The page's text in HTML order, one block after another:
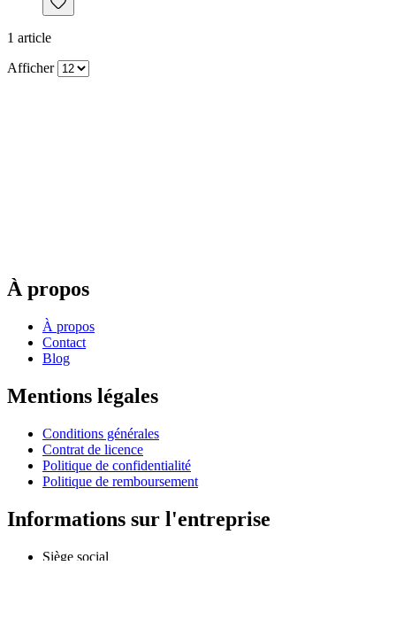
1 article
Afficher
À propos
À propos
Contact
Blog
Mentions légales
Conditions générales
Contrat de licence
Politique de confidentialité
Politique de remboursement
Informations sur l'entreprise
Siège social